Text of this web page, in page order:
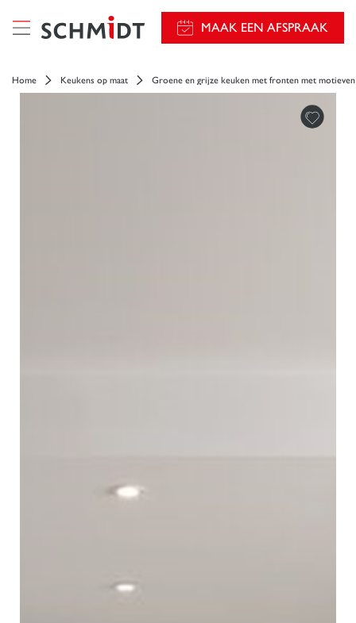
MAAK EEN AFSPRAAK
Home Keukens op maat Groene en grijze keuken met fronten met motieven